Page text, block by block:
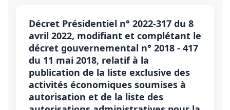
Décret Présidentiel n° 2022-317 du 8
avril 2022, modifiant et complétant le
décret gouvernemental n° 2018 - 417
du 11 mai 2018, relatif à la
publication de la liste exclusive des
activités économiques soumises à
autorisation et de la liste des